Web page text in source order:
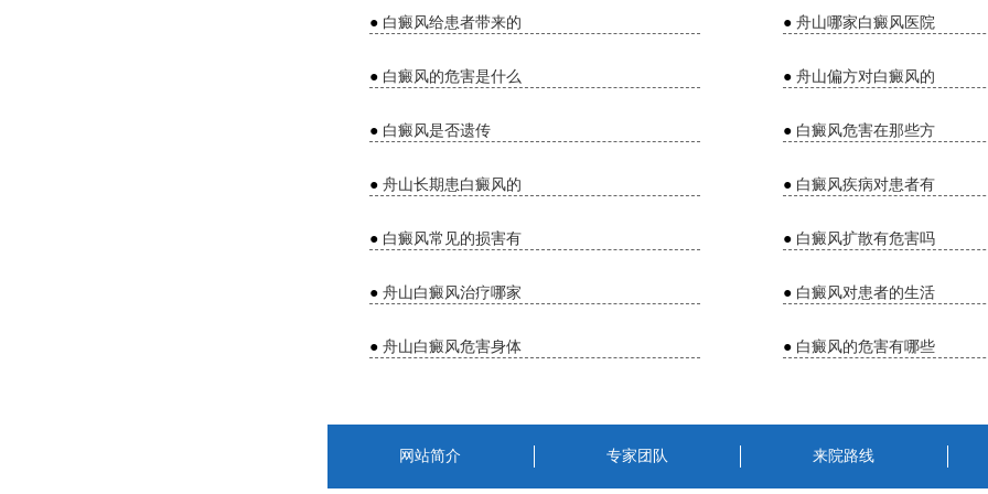
● 白癜风给患者带来的 ● 舟山哪家白癜风医院
● 白癜风的危害是什么 ● 舟山偏方对白癜风的
● 白癜风是否遗传 ● 白癜风危害在那些方
● 舟山长期患白癜风的 ● 白癜风疾病对患者有
● 白癜风常见的损害有 ● 白癜风扩散有危害吗
● 舟山白癜风治疗哪家 ● 白癜风对患者的生活
● 舟山白癜风危害身体 ● 白癜风的危害有哪些
网站简介 专家团队 来院路线